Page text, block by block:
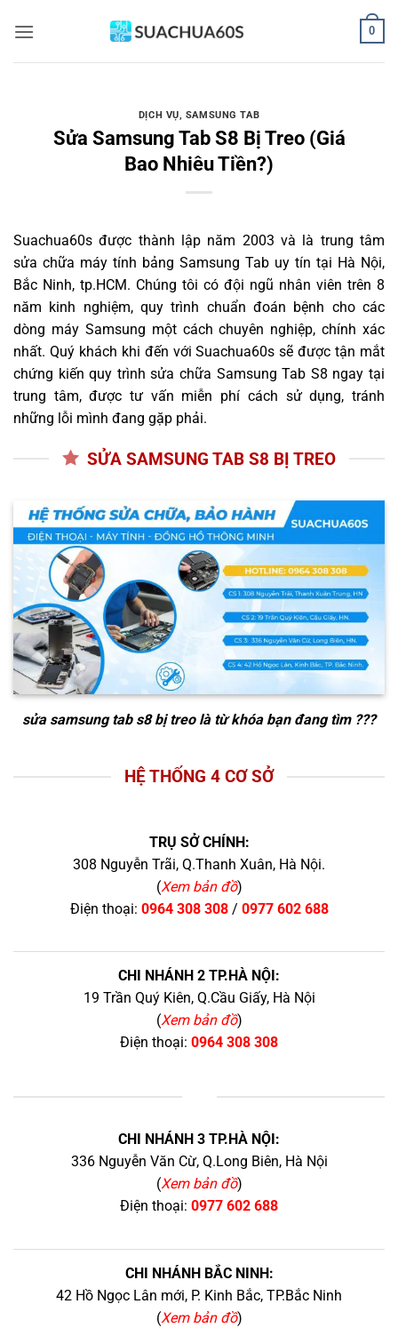
qua
0
DỊCH VỤ, SAMSUNG TAB
Sửa Samsung Tab S8 Bị Treo (Giá
Bao Nhiêu Tiền?)
Suachua60s được thành lập năm 2003 và là trung tâm
sửa chữa máy tính bảng Samsung Tab uy tín tại Hà Nội,
Bắc Ninh, tp.HCM. Chúng tôi có đội ngũ nhân viên trên 8
năm kinh nghiệm, quy trình chuẩn đoán bệnh cho các
dòng máy Samsung một cách chuyên nghiệp, chính xác
nhất. Quý khách khi đến với Suachua60s sẽ được tận mắt
chứng kiến quy trình sửa chữa Samsung Tab S8 ngay tại
trung tâm, được tư vấn miễn phí cách sử dụng, tránh
những lỗi mình đang gặp phải.
SỬA SAMSUNG TAB S8 BỊ TREO
sửa samsung tab s8 bị treolà từ khóa bạn đang tìm ???
HỆ THỐNG 4 CƠ SỞ
TRỤ SỞ CHÍNH:
308 Nguyễn Trãi, Q.Thanh Xuân, Hà Nội.
(Xem bản đồ)
Điện thoại: 0964 308 308/ 0977 602 688
CHI NHÁNH 2 TP.HÀ NỘI:
19 Trần Quý Kiên, Q.Cầu Giấy, Hà Nội
(Xem bản đồ)
Điện thoại: 0964 308 308
CHI NHÁNH 3 TP.HÀ NỘI:
336 Nguyễn Văn Cừ, Q.Long Biên, Hà Nội
(Xem bản đồ)
Điện thoại: 0977 602 688
CHI NHÁNH BẮC NINH:
42 Hồ Ngọc Lân mới, P. Kinh Bắc, TP.Bắc Ninh
(Xem bản đồ)